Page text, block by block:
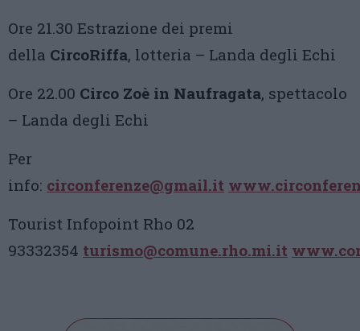
Ore 21.30 Estrazione dei premi
della CircoRiffa, lotteria – Landa degli Echi
Ore 22.00 Circo Zoè in Naufragata, spettacolo
– Landa degli Echi
Per
info: circonferenze@gmail.it
Tourist Infopoint Rho 02
93332354 turismo@comune.rho.mi.it